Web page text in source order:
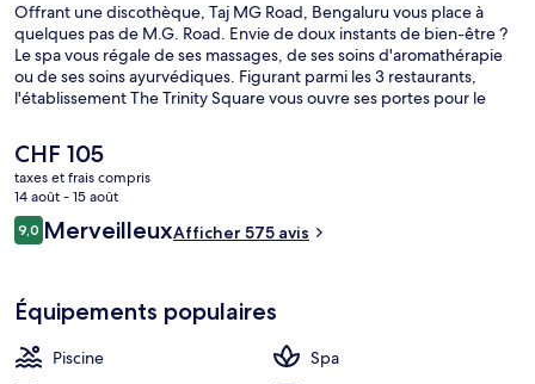
Offrant une discothèque, Taj MG Road, Bengaluru vous place à
quelques pas de M.G. Road. Envie de doux instants de bien-être ?
Le spa vous régale de ses massages, de ses soins d'aromathérapie
ou de ses soins ayurvédiques. Figurant parmi les 3 restaurants,
l'établissement The Trinity Square vous ouvre ses portes pour le
outre une piscine extérieure, un bar en bord de piscine et une salle
de fitness ouverte 24 h/24. Les autres voyageurs ne disent que du
bien en ce qui concerne le personnel attentionné. L'hébergement
se situe à une très courte distance à pied des transports publics :
Station Trinity se trouve à 5 min et Station Halasuru, à 13 min.
Le
prix
actuel
est
de
CHF 105
taxes et frais compris
14 août - 15 août
Avis
voyageurs
9,09,0 sur 10
MerveilleuxAfficher 575 avis
Équipements populaires
Piscine
Spa